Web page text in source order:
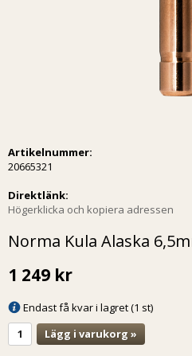
Artikelnummer:
20665321
Direktlänk:
Högerklicka och kopiera adressen
Norma Kula Alaska
1 249 kr
Endast få kvar i lagret (1 st)
Lägg i varukorg »